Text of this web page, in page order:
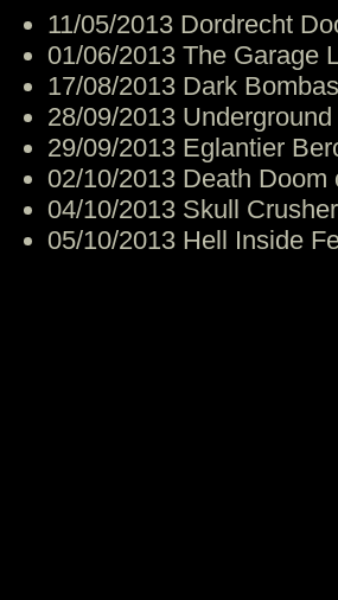
11/05/2013 Dordrecht
01/06/2013 The Garage
17/08/2013 Dark
28/09/2013 Underground
29/09/2013 Eglantier
02/10/2013 Death Doom
04/10/2013 Skull Crusher
05/10/2013 Hell Inside